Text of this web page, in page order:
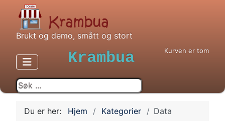
Brukt og demo, smått og stort
Krambua Kurven er tom
Du er her: Hjem Kategorier Data